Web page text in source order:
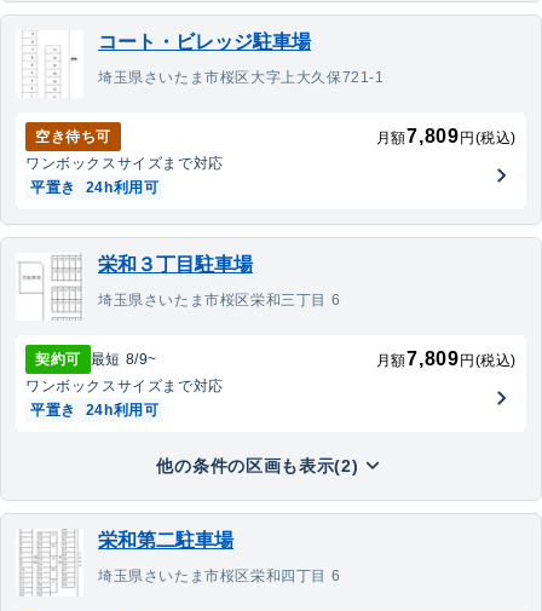
コート・ビレッジ駐車場
埼玉県さいたま市桜区大字上大久保721-1
空き待ち可 月額7,809 円(税込)
ワンボックスサイズまで対応
平置き
24h利用可
栄和３丁目駐車場
埼玉県さいたま市桜区栄和三丁目 6
契約可 最短 8/9~ 月額7,809 円(税込)
ワンボックスサイズまで対応
平置き
24h利用可
他の条件の区画も表示(2)
栄和第二駐車場
埼玉県さいたま市桜区栄和四丁目 6